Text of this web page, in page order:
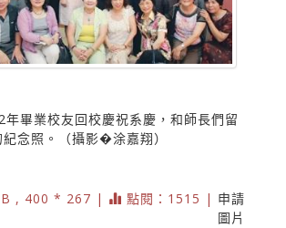
年畢業校友回校慶祝系慶，和師長們留
念照。（攝影�涂嘉翔）
, 400 * 267 | 點閱：1515 | 申請
圖片